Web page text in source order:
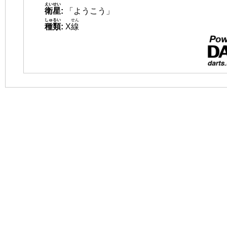
衛星
えいせい
:
「ようこう」
種類
しゅるい
: X線
せん